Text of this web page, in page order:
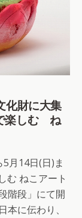
化財に大集
楽しむ ね
月14日(日)ま
ねこアート
階段」にて開
に伝わり、